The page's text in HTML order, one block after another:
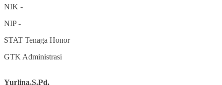
NIK -
NIP-
STAT Tenaga Honor
GTK Administrasi
Yurlina,S.Pd.